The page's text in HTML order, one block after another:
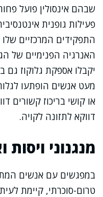
שבהם אינסולין פועל
פעילות גופנית
התפקידים המרכזיים
האנרגיה הפנימיים של
יקבלו אספקת גלוקוז גם
מעט אנשים הופתעו
או קושי בריכוז קשורים
דווקא לתזונה לקויה.
מנגנוני ויסות
במפגשים עם אנשים
טרום-סוכרתי, קיימת